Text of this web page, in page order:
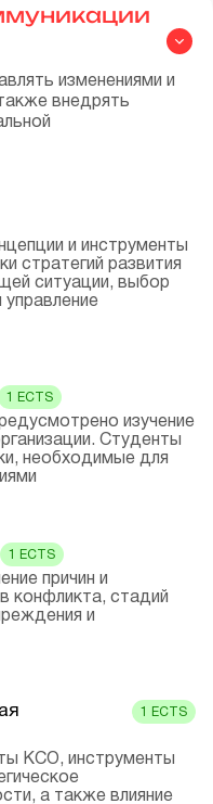
изменениями и
внедрять
и инструменты
стратегий развития
ситуации, выбор
управление
1 ECTS
изучение
Студенты
необходимые для
1 ECTS
причин и
конфликта, стадий
и
1 ECTS
КСО, инструменты
а также влияние